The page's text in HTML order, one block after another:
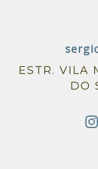
ESTR. VILA
DO